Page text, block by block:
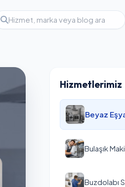
Hizmetlerimiz
Beyaz
Bulaşık
Buzdolabı